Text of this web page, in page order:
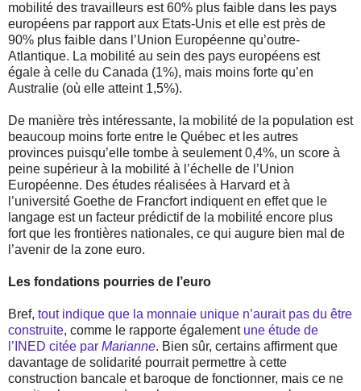
mobilité des travailleurs est 60% plus faible dans les pays
européens par rapport aux Etats-Unis et elle est près de
90% plus faible dans l’Union Européenne qu’outre-
Atlantique. La mobilité au sein des pays européens est
égale à celle du Canada (1%), mais moins forte qu’en
Australie (où elle atteint 1,5%).
De manière très intéressante, la mobilité de la population est
beaucoup moins forte entre le Québec et les autres
provinces puisqu’elle tombe à seulement 0,4%, un score à
peine supérieur à la mobilité à l’échelle de l’Union
Européenne. Des études réalisées à Harvard et à
l’université Goethe de Francfort indiquent en effet que le
langage est un facteur prédictif de la mobilité encore plus
fort que les frontières nationales, ce qui augure bien mal de
l’avenir de la zone euro.
Les fondations pourries de l’euro
Bref, tout indique que la monnaie unique n’aurait pas du être
construite, comme le rapporte également une étude de
l’INED citée par Marianne. Bien sûr, certains affirment que
davantage de solidarité pourrait permettre à cette
construction bancale et baroque de fonctionner, mais ce ne